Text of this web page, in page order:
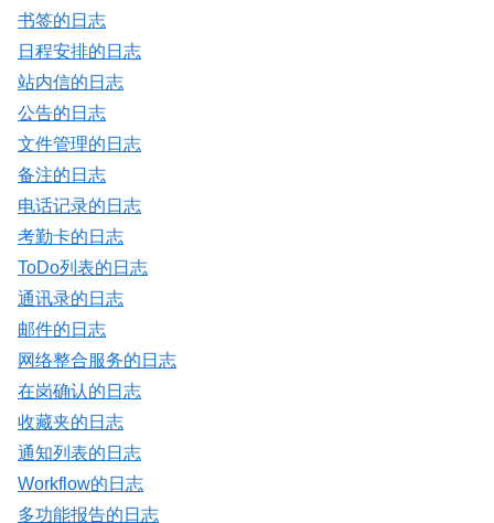
书签的日志
日程安排的日志
站内信的日志
公告的日志
文件管理的日志
备注的日志
电话记录的日志
考勤卡的日志
ToDo列表的日志
通讯录的日志
邮件的日志
网络整合服务的日志
在岗确认的日志
收藏夹的日志
通知列表的日志
Workflow的日志
多功能报告的日志